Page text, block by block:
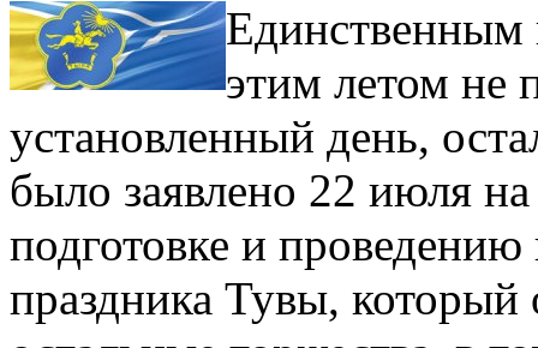
Единственным
этим летом не
установленный день,
было заявлено 22 июля
подготовке и проведению
праздника Тувы, который